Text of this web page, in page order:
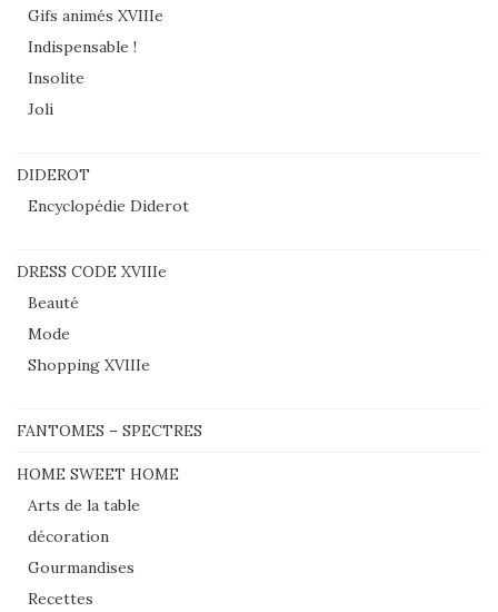
Gifs animés XVIIIe
Indispensable !
Insolite
Joli
DIDEROT
Encyclopédie Diderot
DRESS CODE XVIIIe
Beauté
Mode
Shopping XVIIIe
FANTOMES – SPECTRES
HOME SWEET HOME
Arts de la table
décoration
Gourmandises
Recettes